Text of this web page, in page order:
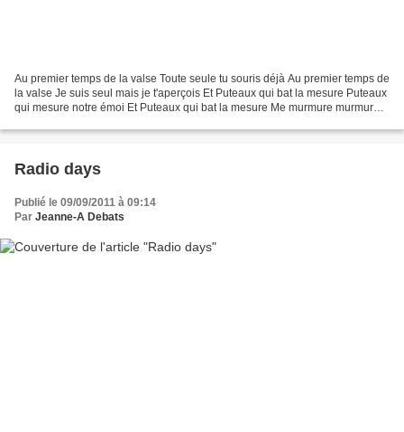
Au premier temps de la valse Toute seule tu souris déjà Au premier temps de
la valse Je suis seul mais je t'aperçois Et Puteaux qui bat la mesure Puteaux
qui mesure notre émoi Et Puteaux qui bat la mesure Me murmure murmure
Radio days
Publié le 09/09/2011 à 09:14
Par Jeanne-A Debats